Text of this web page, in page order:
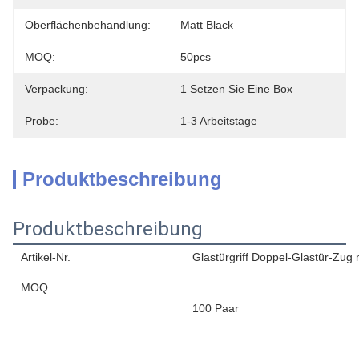
Oberflächenbehandlung: Matt Black
MOQ: 50pcs
Verpackung: 1 Setzen Sie Eine Box
Probe: 1-3 Arbeitstage
Produktbeschreibung
Produktbeschreibung
Artikel-Nr. Glastürgriff Doppel-Glastür-Zug
MOQ
100 Paar